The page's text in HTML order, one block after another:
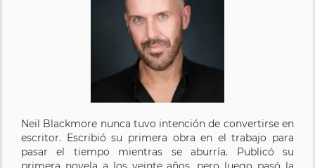
Neil Blackmore nunca tuvo intención de convertirse en
escritor. Escribió su primera obra en el trabajo para
pasar el tiempo mientras se aburría. Publicó su